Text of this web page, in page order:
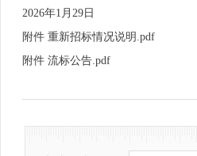
2026年1月29日
附件 重新招标情况说明.pdf
附件 流标公告.pdf